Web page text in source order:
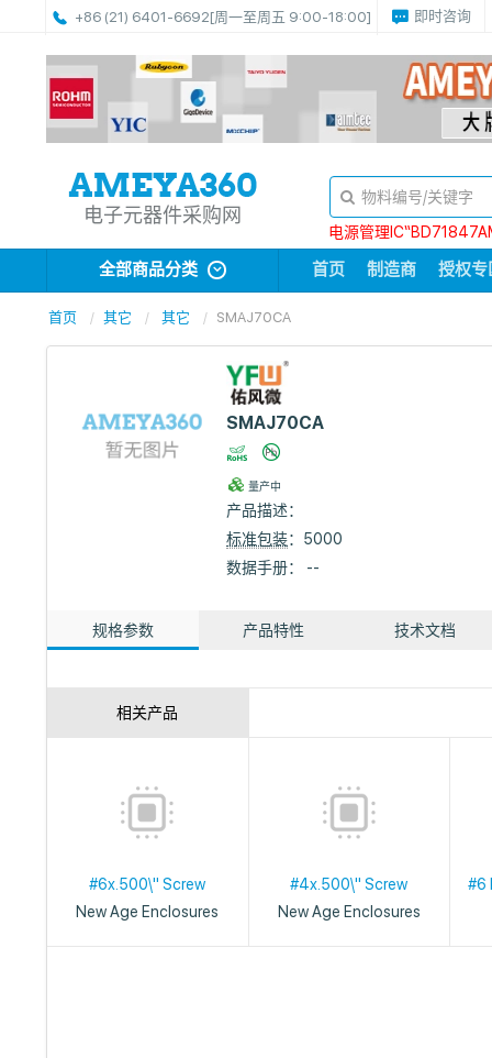
+86 (21) 6401-6692[周一至周五 9:00-18:00] 即时咨询
电子元器件采购网
电源管理
全部商品分类 首页 制造商 授权专
首页 其它 其它 SMAJ70CA
SMAJ70CA
量产中
产品描述：
标准包装：5000
数据手册： --
规格参数 产品特性 技术文档
相关产品
#6x.500\" Screw
New Age Enclosures
#4x.500\" Screw
New Age Enclosures
#6